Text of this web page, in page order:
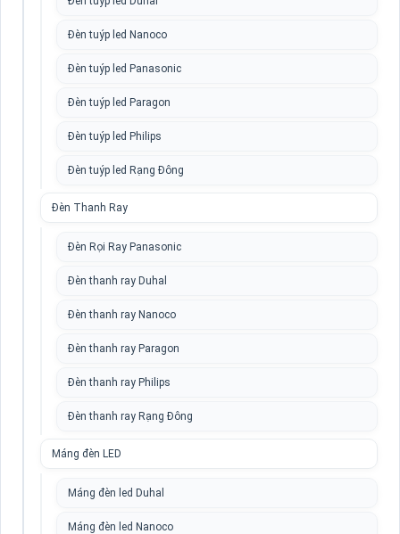
Đèn tuýp led Nanoco
Đèn tuýp led Panasonic
Đèn tuýp led Paragon
Đèn tuýp led Philips
Đèn tuýp led Rạng Đông
Đèn Thanh Ray
Đèn Rọi Ray Panasonic
Đèn thanh ray Duhal
Đèn thanh ray Nanoco
Đèn thanh ray Paragon
Đèn thanh ray Philips
Đèn thanh ray Rạng Đông
Máng đèn LED
Máng đèn led Duhal
Máng đèn led Nanoco